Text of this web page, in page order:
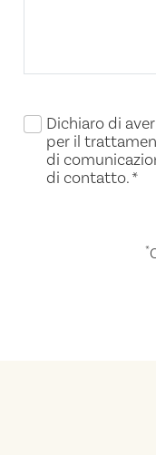
Dichiaro di
per il
di
di contatto.*
*